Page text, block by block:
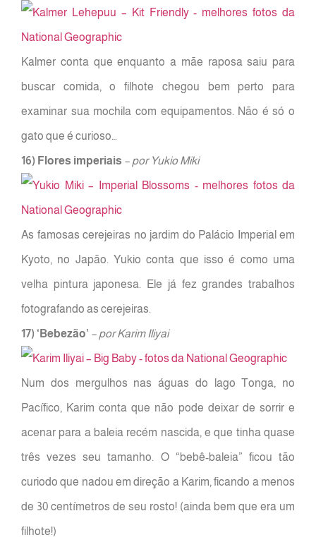
Kalmer conta que enquanto a mãe raposa saiu para
buscar comida, o filhote chegou bem perto para
examinar sua mochila com equipamentos. Não é só o
gato que é curioso…
16) Flores imperiais – por Yukio Miki
As famosas cerejeiras no jardim do Palácio Imperial em
Kyoto, no Japão. Yukio conta que isso é como uma
velha pintura japonesa. Ele já fez grandes trabalhos
fotografando as cerejeiras.
17) ‘Bebezão’ – por Karim Iliyai
Num dos mergulhos nas águas do lago Tonga, no
Pacífico, Karim conta que não pode deixar de sorrir e
acenar para a baleia recém nascida, e que tinha quase
três vezes seu tamanho. O “bebê-baleia” ficou tão
curiodo que nadou em direção a Karim, ficando a menos
de 30 centímetros de seu rosto! (ainda bem que era um
filhote!)